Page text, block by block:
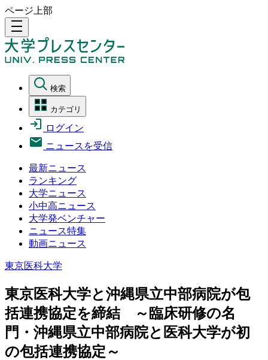
ページ上部
density_medium
検索
カテゴリ
ログイン
ニュースを受信
最新ニュース
ランキング
大学ニュース
小中高ニュース
大学発ベンチャー
ニュース特集
動画ニュース
東京医科大学
東京医科大学と沖縄県立中部病院が包
括連携協定を締結 ～臨床研修の名
門・沖縄県立中部病院と医科大学が初
の包括連携協定～